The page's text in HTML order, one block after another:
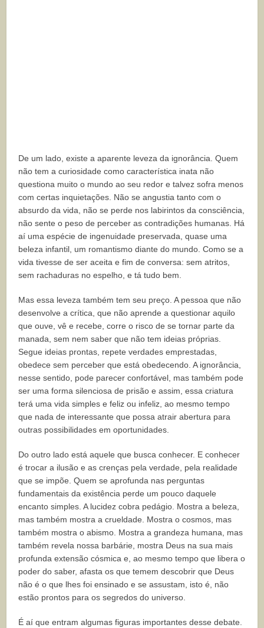
De um lado, existe a aparente leveza da ignorância. Quem
não tem a curiosidade como característica inata não
questiona muito o mundo ao seu redor e talvez sofra menos
com certas inquietações. Não se angustia tanto com o
absurdo da vida, não se perde nos labirintos da consciência,
não sente o peso de perceber as contradições humanas. Há
aí uma espécie de ingenuidade preservada, quase uma
beleza infantil, um romantismo diante do mundo. Como se a
vida tivesse de ser aceita e fim de conversa: sem atritos,
sem rachaduras no espelho, e tá tudo bem.
Mas essa leveza também tem seu preço. A pessoa que não
desenvolve a crítica, que não aprende a questionar aquilo
que ouve, vê e recebe, corre o risco de se tornar parte da
manada, sem nem saber que não tem ideias próprias.
Segue ideias prontas, repete verdades emprestadas,
obedece sem perceber que está obedecendo. A ignorância,
nesse sentido, pode parecer confortável, mas também pode
ser uma forma silenciosa de prisão e assim, essa criatura
terá uma vida simples e feliz ou infeliz, ao mesmo tempo
que nada de interessante que possa atrair abertura para
outras possibilidades em oportunidades.
Do outro lado está aquele que busca conhecer. E conhecer
é trocar a ilusão e as crenças pela verdade, pela realidade
que se impõe. Quem se aprofunda nas perguntas
fundamentais da existência perde um pouco daquele
encanto simples. A lucidez cobra pedágio. Mostra a beleza,
mas também mostra a crueldade. Mostra o cosmos, mas
também mostra o abismo. Mostra a grandeza humana, mas
também revela nossa barbárie, mostra Deus na sua mais
profunda extensão cósmica e, ao mesmo tempo que libera o
poder do saber, afasta os que temem descobrir que Deus
não é o que lhes foi ensinado e se assustam, isto é, não
estão prontos para os segredos do universo.
É aí que entram algumas figuras importantes desse debate.